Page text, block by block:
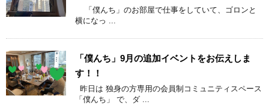
「僕んち」のお部屋で仕事をしていて、ゴロンと
横になっ ...
「僕んち」9月の追加イベントをお伝えしま
す！！
昨日は 独身の方専用の会員制コミュニティスペース
「僕んち」 で、ダ ...